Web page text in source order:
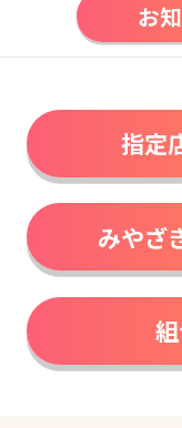
お
指定
みやざ